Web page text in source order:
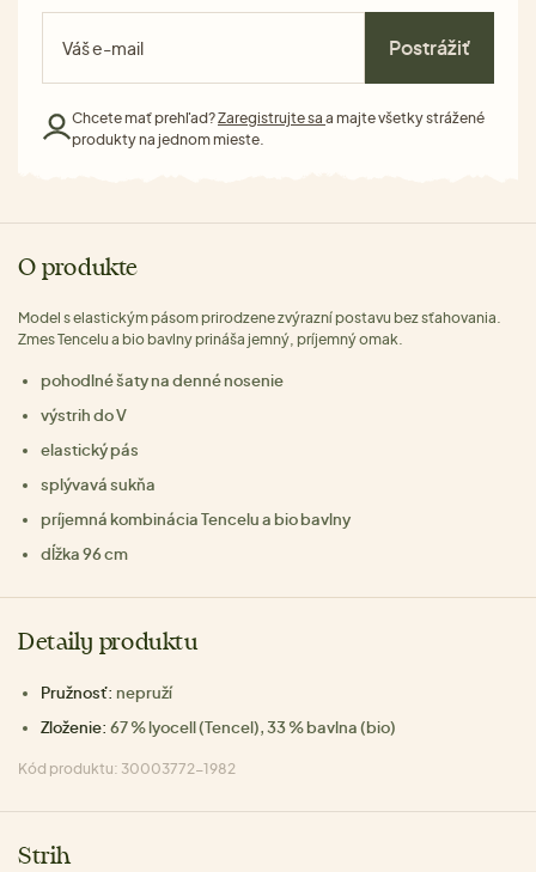
Postrážiť
Chcete mať prehľad?Zaregistrujte sa a majte všetky strážené
produkty na jednom mieste.
O produkte
Model s elastickým pásom prirodzene zvýrazní postavu bez sťahovania.
Zmes Tencelu a bio bavlny prináša jemný, príjemný omak.
pohodlné šaty na denné nosenie
výstrih do V
elastický pás
splývavá sukňa
príjemná kombinácia Tencelu a bio bavlny
dĺžka 96 cm
Detaily produktu
Pružnosť: nepruží
Zloženie: 67 % lyocell (Tencel), 33 % bavlna (bio)
Kód produktu: 30003772-1982
Strih